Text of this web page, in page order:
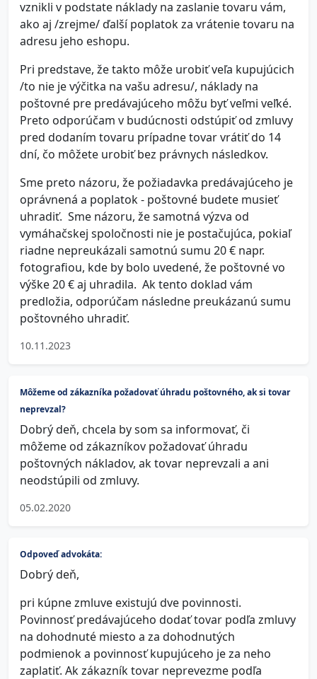
vznikli v podstate náklady na zaslanie tovaru vám,
ako aj /zrejme/ ďalší poplatok za vrátenie tovaru na
adresu jeho eshopu.
Pri predstave, že takto môže urobiť veľa kupujúcich
/to nie je výčitka na vašu adresu/, náklady na
poštovné pre predávajúceho môžu byť veľmi veľké.
Preto odporúčam v budúcnosti odstúpiť od zmluvy
pred dodaním tovaru prípadne tovar vrátiť do 14
dní, čo môžete urobiť bez právnych následkov.
Sme preto názoru, že požiadavka predávajúceho je
oprávnená a poplatok - poštovné budete musieť
uhradiť. Sme názoru, že samotná výzva od
vymáhačskej spoločnosti nie je postačujúca, pokiaľ
riadne nepreukázali samotnú sumu 20 € napr.
fotografiou, kde by bolo uvedené, že poštovné vo
výške 20 € aj uhradila. Ak tento doklad vám
predložia, odporúčam následne preukázanú sumu
poštovného uhradiť.
10.11.2023
Môžeme od zákazníka požadovať úhradu poštovného, ak si tovar
neprevzal?
Dobrý deň, chcela by som sa informovať, či
môžeme od zákazníkov požadovať úhradu
poštovných nákladov, ak tovar neprevzali a ani
neodstúpili od zmluvy.
05.02.2020
Odpoveď advokáta:
Dobrý deň,
pri kúpne zmluve existujú dve povinnosti.
Povinnosť predávajúceho dodať tovar podľa zmluvy
na dohodnuté miesto a za dohodnutých
podmienok a povinnosť kupujúceho je za neho
zaplatiť. Ak zákazník tovar neprevezme podľa